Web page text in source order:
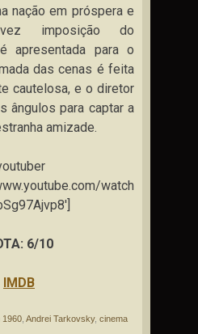
nação em próspera e
imposição do
apresentada para o
das cenas é feita
cautelosa, e o diretor
ângulos para captar a
amizade.
watch
6/10
IMDB
1960 Andrei Tarkovsky, cinema